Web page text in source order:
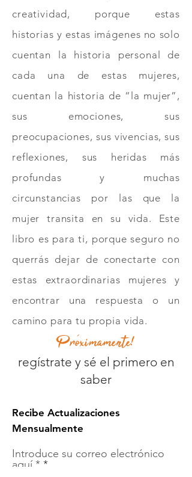
creatividad, porque estas
historias y estas imágenes no solo
cuentan la historia personal de
cada una de estas mujeres,
cuentan la historia de “la mujer”,
sus emociones, sus
preocupaciones, sus vivencias, sus
reflexiones, sus heridas más
profundas y muchas
circunstancias por las que la
mujer transita en su vida. Este
libro es para ti, porque seguro no
querrás dejar de conectarte con
estas extraordinarias mujeres y
encontrar una respuesta o un
camino para tu propia vida.
Próximamente!
regístrate y sé el primero en
saber
Recibe Actualizaciones
Mensualmente
Introduce su correo electrónico
aquí *